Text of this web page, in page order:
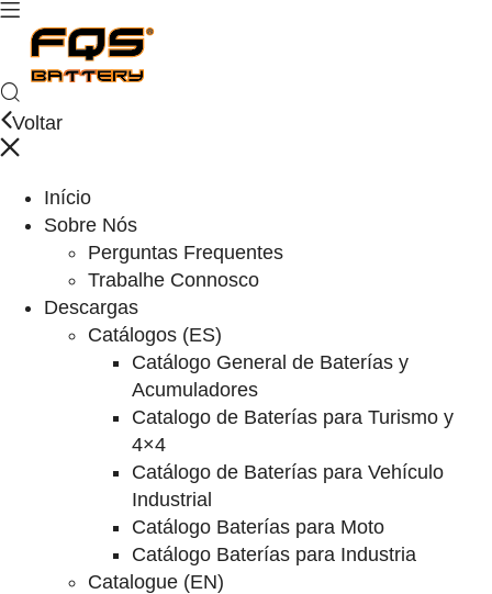
Voltar
Início
Sobre Nós
Perguntas Frequentes
Trabalhe Connosco
Descargas
Catálogos (ES)
Catálogo General de Baterías y
Acumuladores
Catalogo de Baterías para Turismo y
4×4
Catálogo de Baterías para Vehículo
Industrial
Catálogo Baterías para Moto
Catálogo Baterías para Industria
Catalogue (EN)